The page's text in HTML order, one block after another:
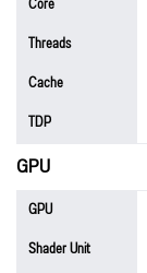
Threads
Cache
TDP
GPU
GPU
Shader Unit